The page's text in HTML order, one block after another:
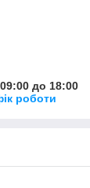
до 18:00
роботи